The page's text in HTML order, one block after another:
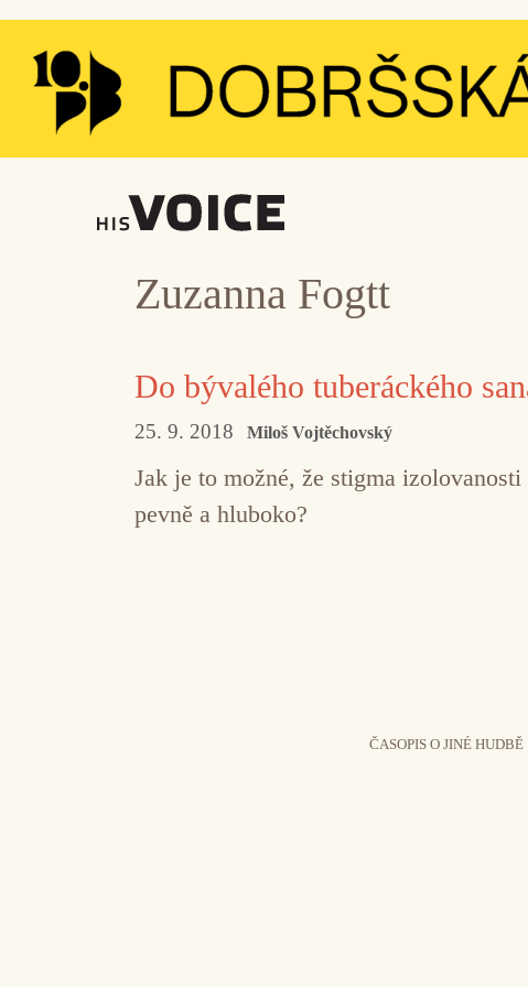
Přeskočit
obsah
Zuzanna Fogtt
Do bývalého tuberáckého
25. 9. 2018 Miloš Vojtěchovský
Jak je to možné, že stigma
pevně a hluboko?
ČASOPIS O JINÉ